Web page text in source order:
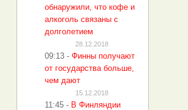
обнаружили, что кофе и
алкоголь связаны с
долголетием
28.12.2018
09:13 - Финны получают
от государства больше,
чем дают
15.12.2018
11:45 - В Финляндии